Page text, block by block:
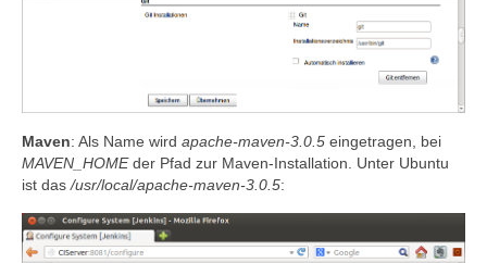
Maven: Als Name wird apache-maven-3.0.5 eingetragen, bei
MAVEN_HOMEder Pfad zur Maven-Installation. Unter Ubuntu
ist das /usr/local/apache-maven-3.0.5: